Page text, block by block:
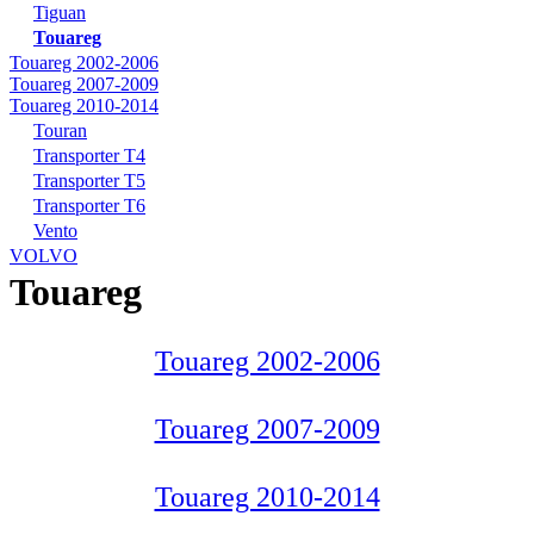
Tiguan
Touareg
Touareg 2002-2006
Touareg 2007-2009
Touareg 2010-2014
Touran
Transporter T4
Transporter T5
Transporter T6
Vento
VOLVO
Touareg
Touareg 2002-2006
Touareg 2007-2009
Touareg 2010-2014